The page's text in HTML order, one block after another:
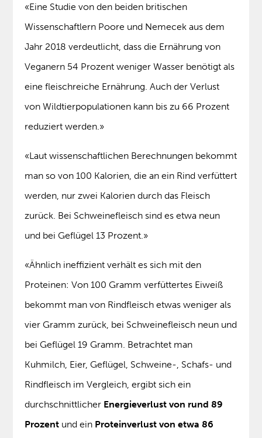
«Eine Studie von den beiden britischen
Wissenschaftlern Poore und Nemecek aus dem
Jahr 2018 verdeutlicht, dass die Ernährung von
Veganern 54 Prozent weniger Wasser benötigt als
eine fleischreiche Ernährung. Auch der Verlust
von Wildtierpopulationen kann bis zu 66 Prozent
reduziert werden.»
«Laut wissenschaftlichen Berechnungen bekommt
man so von 100 Kalorien, die an ein Rind verfüttert
werden, nur zwei Kalorien durch das Fleisch
zurück. Bei Schweinefleisch sind es etwa neun
und bei Geflügel 13 Prozent.»
«Ähnlich ineffizient verhält es sich mit den
Proteinen: Von 100 Gramm verfüttertes Eiweiß
bekommt man von Rindfleisch etwas weniger als
vier Gramm zurück, bei Schweinefleisch neun und
bei Geflügel 19 Gramm. Betrachtet man
Kuhmilch, Eier, Geflügel, Schweine-, Schafs- und
Rindfleisch im Vergleich, ergibt sich ein
durchschnittlicher Energieverlust von rund 89
Prozent und ein Proteinverlust von etwa 86